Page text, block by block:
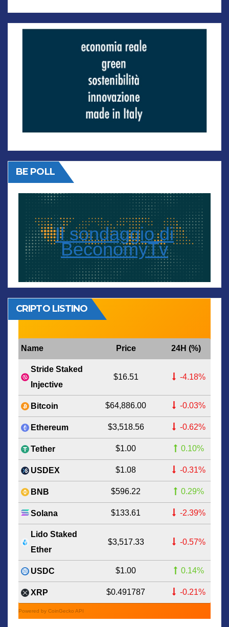
BE POLL
Il sondaggio di
BeconomyTv
CRIPTO LISTINO
Name Price 24H (%)
Stride Staked
Injective
$16.51 -4.18%
Bitcoin $64,886.00 -0.03%
Ethereum $3,518.56 -0.62%
Tether $1.00 0.10%
USDEX $1.08 -0.31%
BNB $596.22 0.29%
Solana $133.61 -2.39%
Lido Staked
Ether
$3,517.33 -0.57%
USDC $1.00 0.14%
XRP $0.491787 -0.21%
Powered by CoinGecko API